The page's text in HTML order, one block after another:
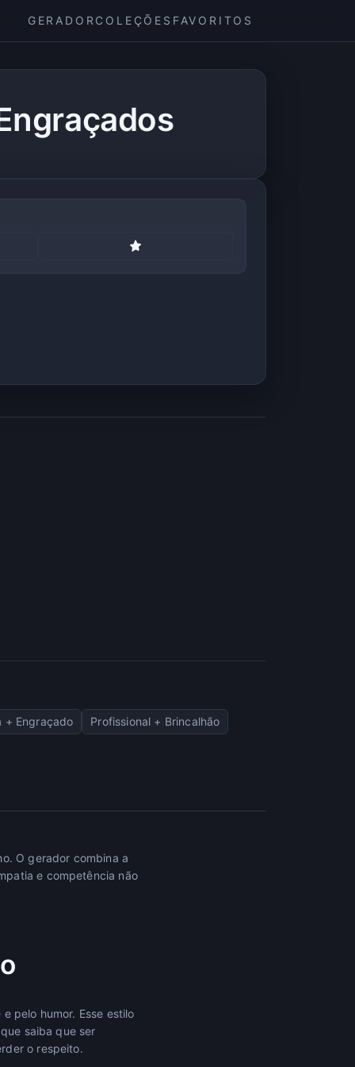
GERADOR COLEÇÕES FAVORITOS
+ Engraçado Profissional + Brincalhão
O gerador combina a
e competência não
pelo humor. Esse estilo
saiba que ser
o respeito.